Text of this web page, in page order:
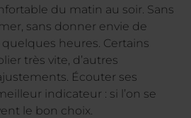
du matin au soir. Sans
sans donner envie de
heures. Certains
très vite, d’autres
Écouter ses
indicateur : si l’on se
le bon choix.